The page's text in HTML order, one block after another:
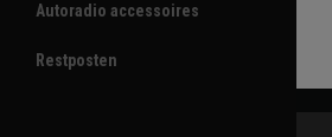
Autoradio accessoires
Restposten